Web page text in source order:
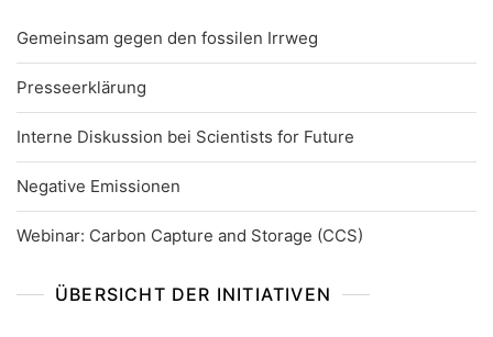
Gemeinsam gegen den fossilen Irrweg
Presseerklärung
Interne Diskussion bei Scientists for Future
Negative Emissionen
Webinar: Carbon Capture and Storage (CCS)
ÜBERSICHT DER INITIATIVEN